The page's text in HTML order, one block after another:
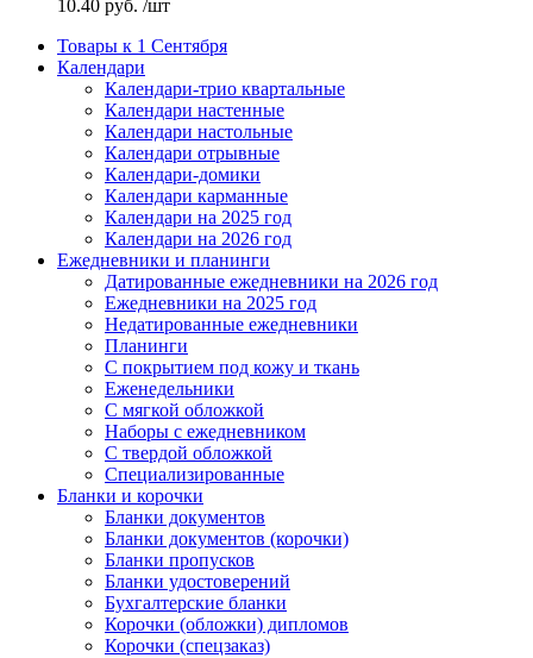
10.40 руб. /шт
Товары к 1 Сентября
Календари
Календари-трио квартальные
Календари настенные
Календари настольные
Календари отрывные
Календари-домики
Календари карманные
Календари на 2025 год
Календари на 2026 год
Ежедневники и планинги
Датированные ежедневники на 2026 год
Ежедневники на 2025 год
Недатированные ежедневники
Планинги
С покрытием под кожу и ткань
Еженедельники
С мягкой обложкой
Наборы с ежедневником
С твердой обложкой
Специализированные
Бланки и корочки
Бланки документов
Бланки документов (корочки)
Бланки пропусков
Бланки удостоверений
Бухгалтерские бланки
Корочки (обложки) дипломов
Корочки (спецзаказ)